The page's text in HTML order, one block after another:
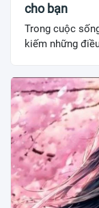
cho bạn
Trong cuộc
kiếm những